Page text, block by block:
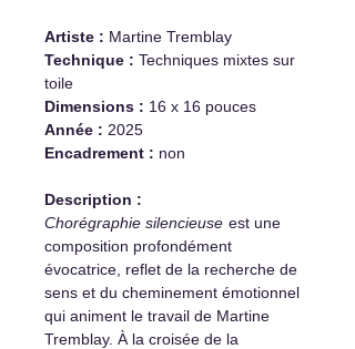
Artiste : Martine Tremblay
Technique : Techniques mixtes sur
toile
Dimensions : 16 x 16 pouces
Année : 2025
Encadrement : non
Description :
Chorégraphie silencieuse est une
composition profondément
évocatrice, reflet de la recherche de
sens et du cheminement émotionnel
qui animent le travail de Martine
Tremblay. À la croisée de la